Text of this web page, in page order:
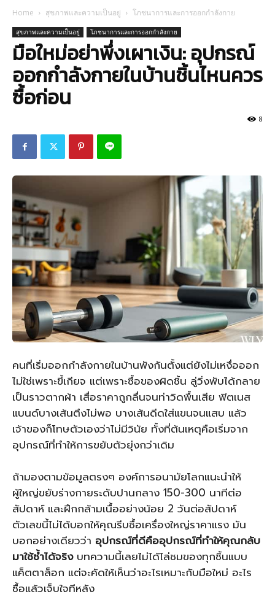
Home สุขภาพและความเป็นอยู่ โภชนาการและการออกกำลังกาย
สุขภาพและความเป็นอยู่ โภชนาการและการออกกำลังกาย
มือใหม่อย่าพึ่งเผาเงิน: อุปกรณ์
ออกกำลังกายในบ้านชิ้นไหนควร
ซื้อก่อน
8
คนที่เริ่มออกกำลังกายในบ้านพังกันตั้งแต่ยังไม่เหงื่อออก
ไม่ใช่เพราะขี้เกียจ แต่เพราะซื้อของผิดชิ้น ลู่วิ่งพับได้กลาย
เป็นราวตากผ้า เสื่อราคาถูกลื่นจนท่าวิดพื้นเสีย ฟิตเนส
แบนด์บางเส้นตึงไม่พอ บางเส้นดีดใส่แขนจนแสบ แล้ว
เจ้าของก็โทษตัวเองว่าไม่มีวินัย ทั้งที่ต้นเหตุคือเริ่มจาก
อุปกรณ์ที่ทำให้การขยับตัวยุ่งกว่าเดิม
ถ้ามองตามข้อมูลตรงๆ องค์การอนามัยโลกแนะนำให้
ผู้ใหญ่ขยับร่างกายระดับปานกลาง 150-300 นาทีต่อ
สัปดาห์ และฝึกกล้ามเนื้ออย่างน้อย 2 วันต่อสัปดาห์
ตัวเลขนี้ไม่ได้บอกให้คุณรีบซื้อเครื่องใหญ่ราคาแรง มัน
บอกอย่างเดียวว่า อุปกรณ์ที่ดีคืออุปกรณ์ที่ทำให้คุณกลับ
มาใช้ซ้ำได้จริงบทความนี้เลยไม่ได้ไล่ชมของทุกชิ้นแบบ
แค็ตตาล็อก แต่จะคัดให้เห็นว่าอะไรเหมาะกับมือใหม่ อะไร
ซื้อแล้วเจ็บใจทีหลัง